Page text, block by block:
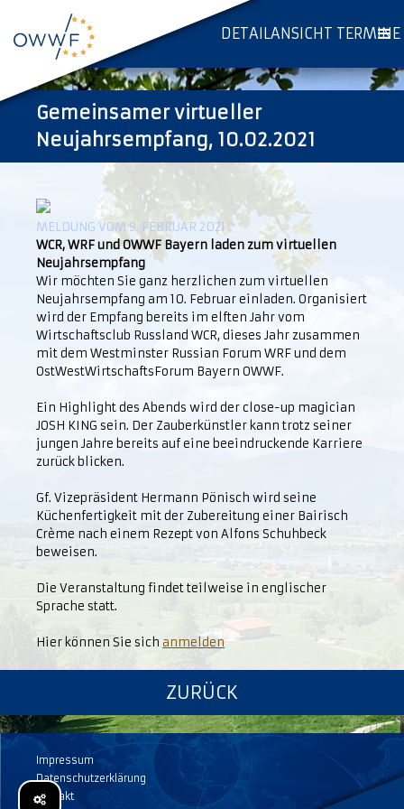
DETAILANSICHT TERMINE
Gemeinsamer virtueller
Neujahrsempfang, 10.02.2021
MELDUNG VOM 9. FEBRUAR 2021
WCR, WRF und OWWF Bayern laden zum virtuellen
Neujahrsempfang
Wir möchten Sie ganz herzlichen zum virtuellen
Neujahrsempfang am 10. Februar einladen. Organisiert
wird der Empfang bereits im elften Jahr vom
Wirtschaftsclub Russland WCR, dieses Jahr zusammen
mit dem Westminster Russian Forum WRF und dem
OstWestWirtschaftsForum Bayern OWWF.
Ein Highlight des Abends wird der close-up magician
JOSH KING sein. Der Zauberkünstler kann trotz seiner
jungen Jahre bereits auf eine beeindruckende Karriere
zurück blicken.
Gf. Vizepräsident Hermann Pönisch wird seine
Küchenfertigkeit mit der Zubereitung einer Bairisch
Crème nach einem Rezept von Alfons Schuhbeck
beweisen.
Die Veranstaltung findet teilweise in englischer
Sprache statt.
Hier können Sie sich anmelden
ZURÜCK
Impressum
Datenschutzerklärung
Kontakt